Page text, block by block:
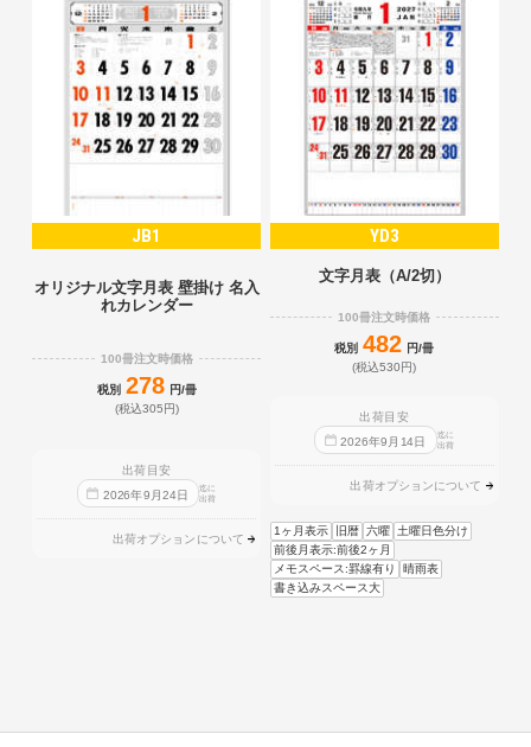
JB1
オリジナル文字月表 壁掛け 名入
れカレンダー
100冊注文時価格
税別 278 円/冊
(税込305円)
出荷目安
2026年9 月24日
迄に
出荷
出荷オプションについて
YD3
文字月表（A/2切）
100冊注文時価格
税別 482 円/冊
(税込530円)
出荷目安
2026年9 月 14日
迄に
出荷
出荷オプションについて
1ヶ月表示 旧暦 六曜 土曜日色分け
前後月表示:前後2ヶ月
メモスペース:罫線有り
晴雨表
書き込みスペース大